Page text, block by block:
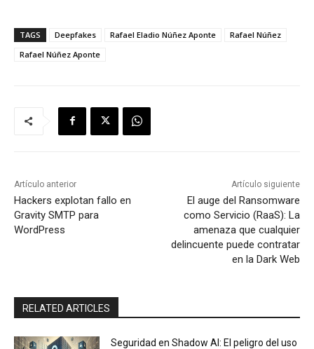
TAGS Deepfakes Rafael Eladio Núñez Aponte
Rafael Núñez
Rafael Núñez Aponte
Artículo anterior
Hackers explotan fallo en
Gravity SMTP para
WordPress
Artículo siguiente
El auge del Ransomware
como Servicio (RaaS): La
amenaza que cualquier
delincuente puede contratar
en la Dark Web
RELATED ARTICLES
Seguridad en Shadow AI: El peligro del uso